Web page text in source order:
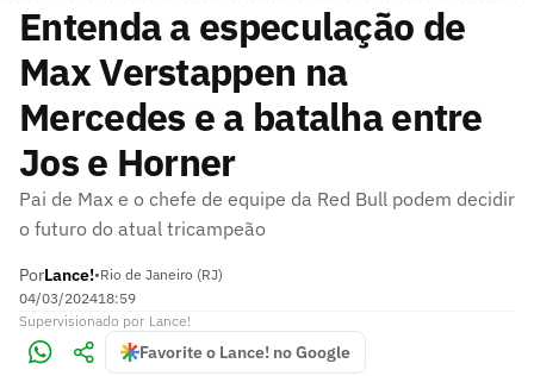
Entenda a especulação de
Max Verstappen na
Mercedes e a batalha entre
Jos e Horner
Pai de Max e o chefe de equipe da Red Bull podem decidir
o futuro do atual tricampeão
PorLance!•Rio de Janeiro (RJ)
04/03/202418:59
Supervisionado por Lance!
Favorite o Lance! no Google